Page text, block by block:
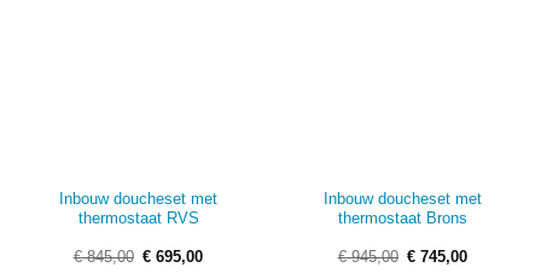
Inbouw doucheset met
thermostaat RVS
€845,00 Oorspronkelijke
€ 695,00Huidige
Inbouw doucheset met
thermostaat Brons
€945,00 Oorspronkelijke
€ 745,00Huidige